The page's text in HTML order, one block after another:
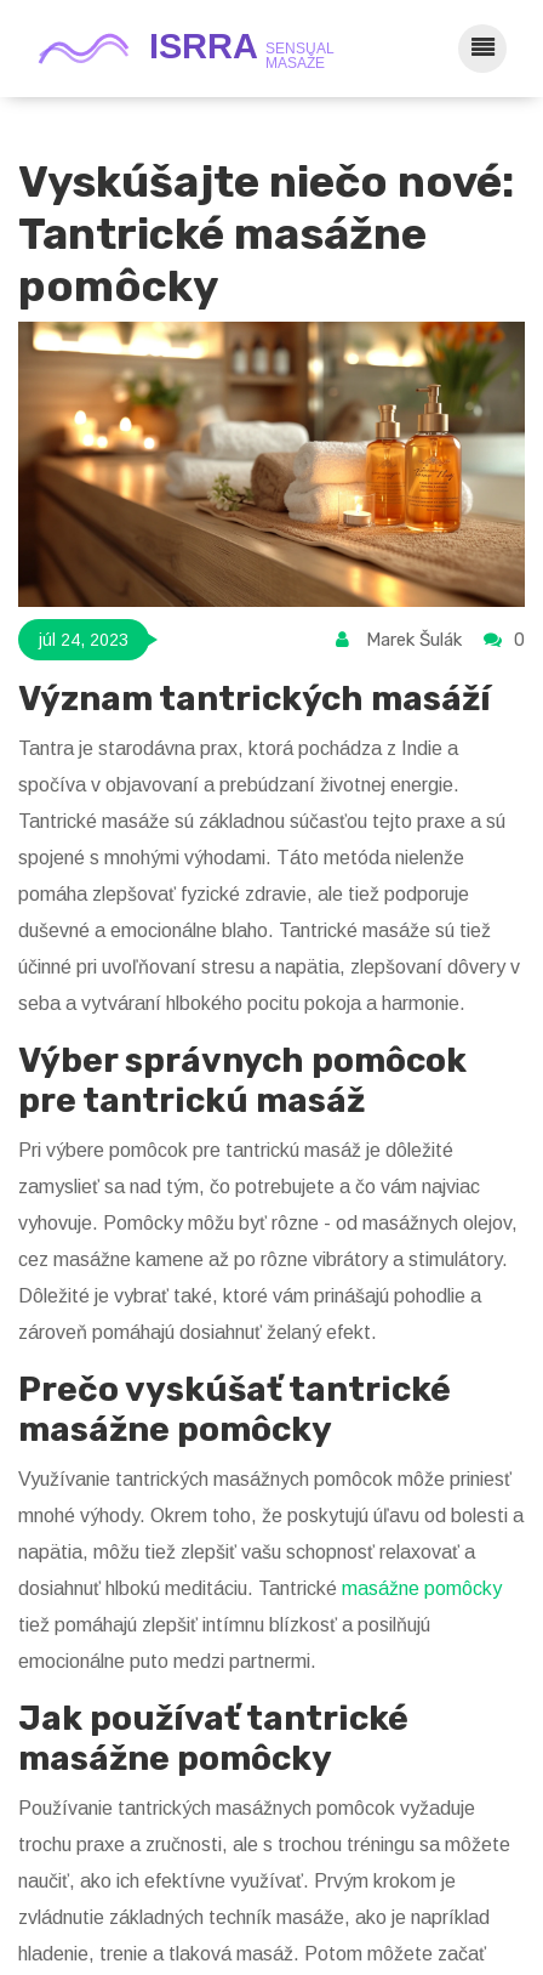
Vyskúšajte niečo nové:
Tantrické masážne
pomôcky
júl 24, 2023 Marek Šulák 0
Význam tantrických masáží
Tantra je starodávna prax, ktorá pochádza z Indie a
spočíva v objavovaní a prebúdzaní životnej energie.
Tantrické masáže sú základnou súčasťou tejto praxe a sú
spojené s mnohými výhodami. Táto metóda nielenže
pomáha zlepšovať fyzické zdravie, ale tiež podporuje
duševné a emocionálne blaho. Tantrické masáže sú tiež
účinné pri uvoľňovaní stresu a napätia, zlepšovaní dôvery v
seba a vytváraní hlbokého pocitu pokoja a harmonie.
Výber správnych pomôcok
pre tantrickú masáž
Pri výbere pomôcok pre tantrickú masáž je dôležité
zamyslieť sa nad tým, čo potrebujete a čo vám najviac
vyhovuje. Pomôcky môžu byť rôzne - od masážnych olejov,
cez masážne kamene až po rôzne vibrátory a stimulátory.
Dôležité je vybrať také, ktoré vám prinášajú pohodlie a
zároveň pomáhajú dosiahnuť želaný efekt.
Prečo vyskúšať tantrické
masážne pomôcky
Využívanie tantrických masážnych pomôcok môže priniesť
mnohé výhody. Okrem toho, že poskytujú úľavu od bolesti a
napätia, môžu tiež zlepšiť vašu schopnosť relaxovať a
dosiahnuť hlbokú meditáciu. Tantrické masážne pomôcky
tiež pomáhajú zlepšiť intímnu blízkosť a posilňujú
emocionálne puto medzi partnermi.
Jak používať tantrické
masážne pomôcky
Používanie tantrických masážnych pomôcok vyžaduje
trochu praxe a zručnosti, ale s trochou tréningu sa môžete
naučiť, ako ich efektívne využívať. Prvým krokom je
zvládnutie základných techník masáže, ako je napríklad
hladenie, trenie a tlaková masáž. Potom môžete začať